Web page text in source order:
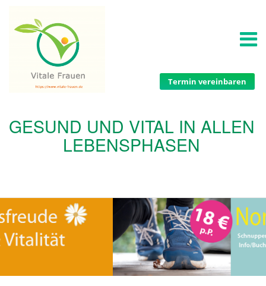
GESUND UND VITAL IN ALLEN
LEBENSPHASEN
Termin vereinbaren